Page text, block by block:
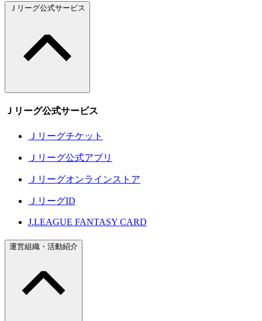
Ｊリーグ公式サービス
Ｊリーグ公式サービス
Ｊリーグチケット
Ｊリーグ公式アプリ
Ｊリーグオンラインストア
ＪリーグID
J.LEAGUE FANTASY CARD
運営組織・活動紹介